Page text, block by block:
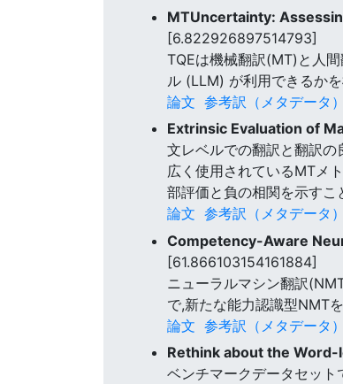
MTUncertainty:
[6.822926897514793]
TQEは機械翻訳(MT)と人
ル (LLM) が利用できるか
論文 参考訳（メタデータ）
Extrinsic Evaluation of
文レベルでの翻訳と翻訳
広く使用されているMTメ
部評価と負の相関を示すこ
論文 参考訳（メタデータ）
Competency-Aware
[61.866103154161884]
ニューラルマシン翻訳
で,新たな能力認識型NMT
論文 参考訳（メタデータ）
Rethink about the
ベンチマークデータセッ